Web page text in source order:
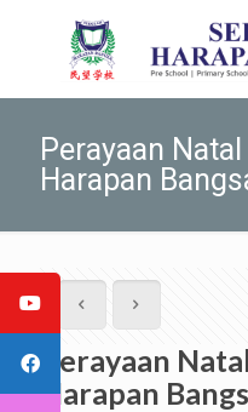
Perayaan
Harapan
Perayaan
Harapan